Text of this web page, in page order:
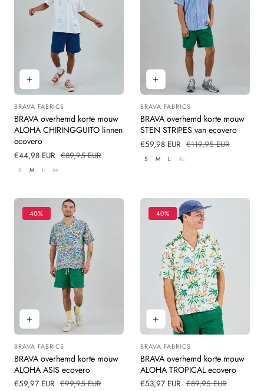
Leverancier:
BRAVA FABRICS
BRAVA overhemd korte mouw
ALOHA CHIRINGGUITO linnen
ecovero
Verkoopprijs
€44,98 EUR Normale
€89,95 EUR
S M L XL
Leverancier:
BRAVA FABRICS
BRAVA overhemd korte mouw
STEN STRIPES van ecovero
Verkoopprijs
€59,98 EUR Normale
€119,95 EUR
S M L XL
40%
Leverancier:
BRAVA FABRICS
BRAVA overhemd korte mouw
ALOHA ASIS ecovero
Verkoopprijs
€59,97 EUR Normale
€99,95 EUR
40%
Leverancier:
BRAVA FABRICS
BRAVA overhemd korte mouw
ALOHA TROPICAL ecovero
Verkoopprijs
€53,97 EUR Normale
€89,95 EUR